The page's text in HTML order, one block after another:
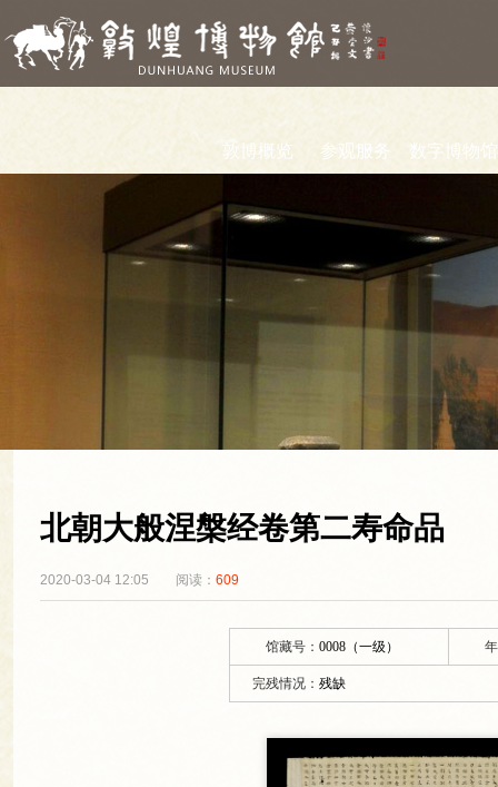
敦博概览 参观服务 数字博物馆
北朝大般涅槃经卷第二寿命品
2020-03-04 12:05 阅读： 609
馆藏号： 0008（一级）
完残情况： 残缺